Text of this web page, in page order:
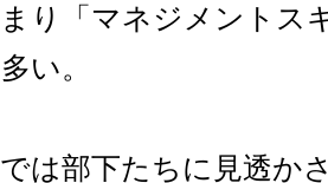
り「マネジメントス
い。
は部下たちに見透か